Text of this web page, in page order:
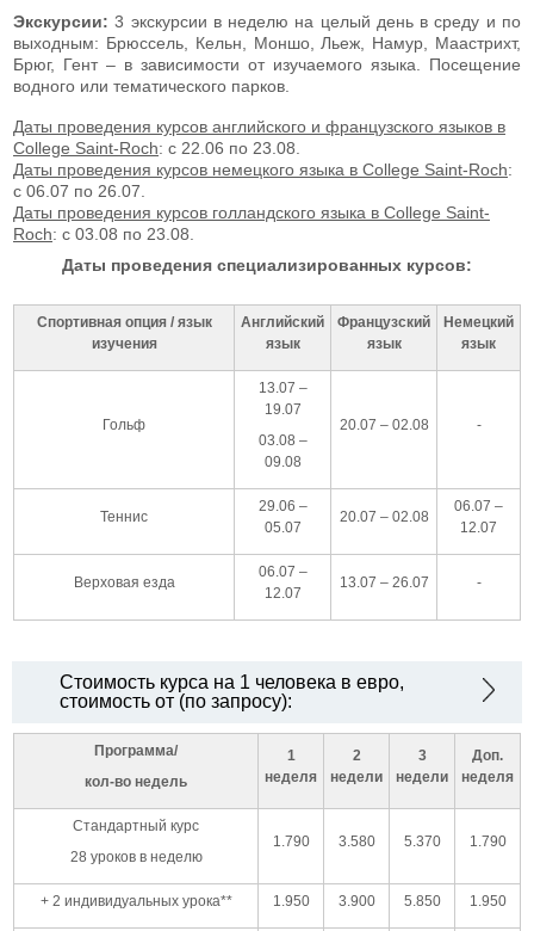
Экскурсии: 3 экскурсии в неделю на целый день в среду и по
выходным: Брюссель, Кельн, Моншо, Льеж, Намур, Маастрихт,
Брюг, Гент – в зависимости от изучаемого языка. Посещение
водного или тематического парков.
Даты проведения курсов английского и французского языков в
College Saint-Roch: с 22.06 по 23.08.
Даты проведения курсов немецкого языка в College Saint-Roch:
с 06.07 по 26.07.
Даты проведения курсов голландского языка в College Saint-
Roch: с 03.08 по 23.08.
Даты проведения специализированных курсов:
Спортивная опция / язык
изучения
Английский
язык
Французский
язык
Немецкий
язык
Гольф
13.07 –
19.07
03.08 –
09.08
20.07 – 02.08 -
Теннис
29.06 –
05.07
20.07 – 02.08
06.07 –
12.07
Верховая езда
06.07 –
12.07
13.07 – 26.07 -
Стоимость курса на 1 человека в евро,
стоимость от (по запросу):
Программа/
кол-во недель
1
неделя
2
недели
3
недели
Доп.
неделя
Стандартный курс
28 уроков в неделю
1.790 3.580 5.370 1.790
+ 2 индивидуальных урока** 1.950 3.900 5.850 1.950